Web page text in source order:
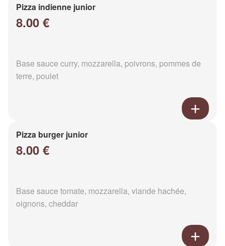
Pizza indienne junior
8.00 €
Base sauce curry, mozzarella, poivrons, pommes de
terre, poulet
Pizza burger junior
8.00 €
Base sauce tomate, mozzarella, viande hachée,
oignons, cheddar